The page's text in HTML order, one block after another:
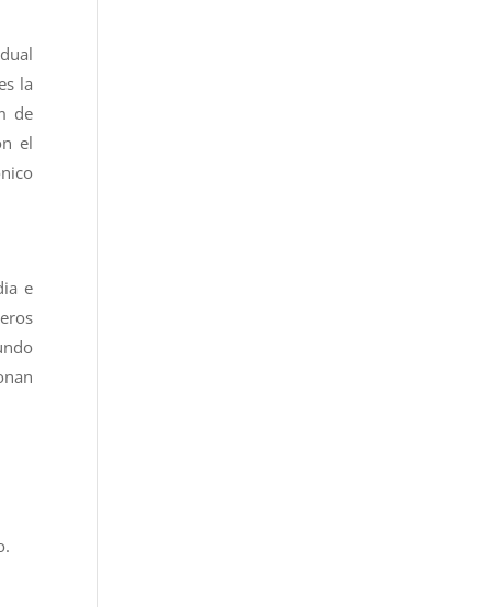
la
de
el
e